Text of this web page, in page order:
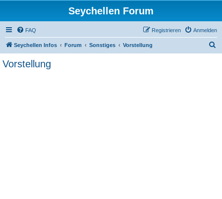
Seychellen Forum
FAQ Anmelden
Registrieren
Seychellen Infos Forum Sonstiges Vorstellung
Vorstellung